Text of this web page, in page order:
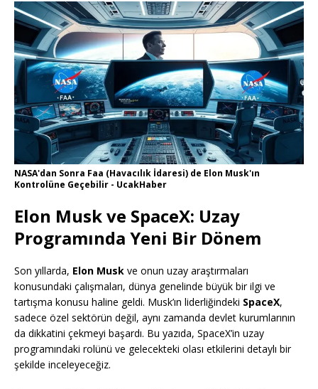
NASA'dan Sonra Faa (Havacılık İdaresi) de Elon Musk'ın
Kontrolüne Geçebilir - UcakHaber
Elon Musk ve SpaceX: Uzay
Programında Yeni Bir Dönem
Son yıllarda, Elon Musk ve onun uzay araştırmaları
konusundaki çalışmaları, dünya genelinde büyük bir ilgi ve
tartışma konusu haline geldi. Musk’ın liderliğindeki SpaceX,
sadece özel sektörün değil, aynı zamanda devlet kurumlarının
da dikkatini çekmeyi başardı. Bu yazıda, SpaceX’in uzay
programındaki rolünü ve gelecekteki olası etkilerini detaylı bir
şekilde inceleyeceğiz.